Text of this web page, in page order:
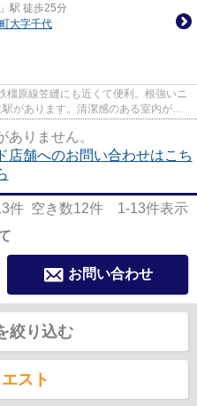
」駅 徒歩25分
大字千代
橿原線笠縫にも近くて便利。根強いニ
があります。清潔感のある室内が魅
ありません。
店舗へのお問い合わせはこち
件 空き数12件 1-13件表示
お問い合わせ
絞り込む
スト